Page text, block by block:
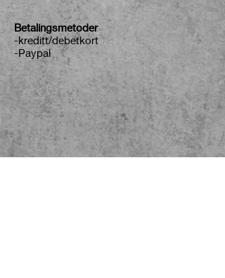
Betalingsmetoder
-kreditt/debetkort
-Paypal